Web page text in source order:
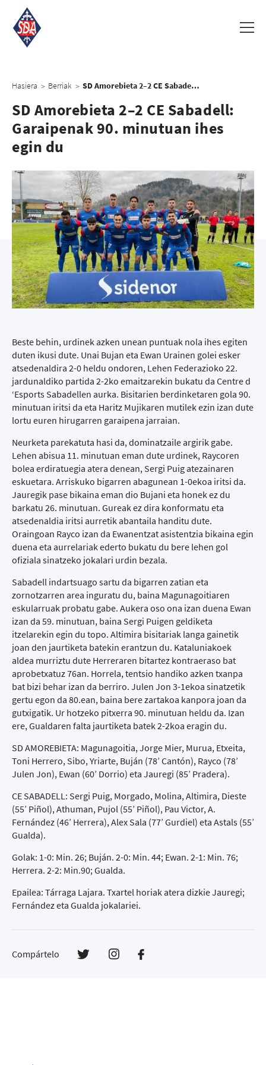
Hasiera > Berriak > SD Amorebieta 2–2 CE Sabadell: Garaipenak 90. minutuan ihes egin du
SD Amorebieta 2–2 CE Sabadell:
Garaipenak 90. minutuan ihes
egin du
Beste behin, urdinek azken unean puntuak nola ihes egiten
duten ikusi dute. Unai Bujan eta Ewan Urainen golei esker
atsedenaldira 2-0 heldu ondoren, Lehen Federazioko 22.
jardunaldiko partida 2-2ko emaitzarekin bukatu da Centre d
‘Esports Sabadellen aurka. Bisitarien berdinketaren gola 90.
minutuan iritsi da eta Haritz Mujikaren mutilek ezin izan dute
lortu euren hirugarren garaipena jarraian.
Neurketa parekatuta hasi da, dominatzaile argirik gabe.
Lehen abisua 11. minutuan eman dute urdinek, Raycoren
bolea erdiratuegia atera denean, Sergi Puig atezainaren
eskuetara. Arriskuko bigarren abagunean 1-0ekoa iritsi da.
Jauregik pase bikaina eman dio Bujani eta honek ez du
barkatu 26. minutuan. Gureak ez dira konformatu eta
atsedenaldia iritsi aurretik abantaila handitu dute.
Oraingoan Rayco izan da Ewanentzat asistentzia bikaina egin
duena eta aurrelariak ederto bukatu du bere lehen gol
ofiziala sinatzeko jokalari urdin bezala.
Sabadell indartsuago sartu da bigarren zatian eta
zornotzarren area inguratu du, baina Magunagoitiaren
eskularruak probatu gabe. Aukera oso ona izan duena Ewan
izan da 59. minutuan, baina Sergi Puigen geldiketa
itzelarekin egin du topo. Altimira bisitariak langa gainetik
joan den jaurtiketa batekin erantzun du. Kataluniakoek
aldea murriztu dute Herreraren bitartez kontraeraso bat
aprobetxatuz 76an. Horrela, tentsio handiko azken txanpa
bat bizi behar izan da berriro. Julen Jon 3-1ekoa sinatzetik
gertu egon da 80.ean, baina bere zartakoa kanpora joan da
gutxigatik. Ur hotzeko pitxerra 90. minutuan heldu da. Izan
ere, Gualdaren falta jaurtiketa batek 2-2koa eragin du.
SD AMOREBIETA: Magunagoitia, Jorge Mier, Murua, Etxeita,
Toni Herrero, Sibo, Yriarte, Buján (78’ Cantón), Rayco (78’
Julen Jon), Ewan (60’ Dorrio) eta Jauregi (85’ Pradera).
CE SABADELL: Sergi Puig, Morgado, Molina, Altimira, Dieste
(55’ Piñol), Athuman, Pujol (55’ Piñol), Pau Victor, A.
Fernández (46’ Herrera), Alex Sala (77’ Gurdiel) eta Astals (55’
Gualda).
Golak: 1-0: Min. 26; Buján. 2-0: Min. 44; Ewan. 2-1: Min. 76;
Herrera. 2-2: Min.90; Gualda.
Epailea: Tárraga Lajara. Txartel horiak atera dizkie Jauregi;
Fernández eta Gualda jokalariei.
Compártelo